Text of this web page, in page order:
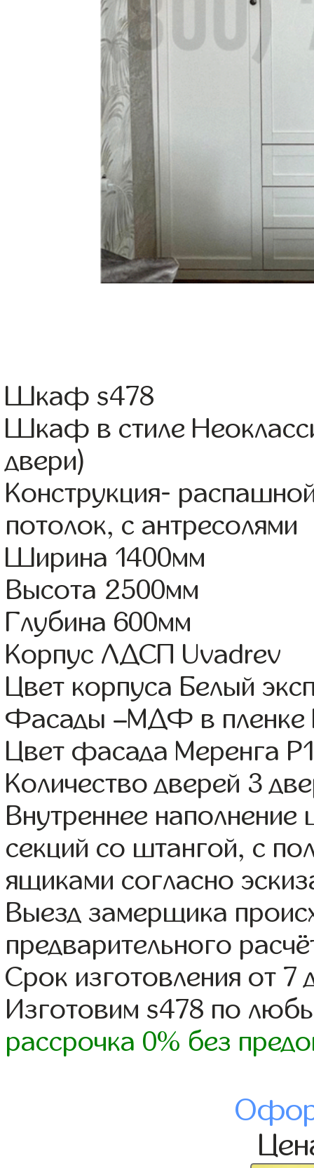
Шкаф s478
Шкаф в стиле
двери)
Конструкция-
потолок, с антресолями
Ширина 1400мм
Высота 2500мм
Глубина 600мм
Корпус ЛДСП Uvadrev
Цвет корпуса Белый
Фасады –МДФ в пленке
Цвет фасада Меренга
Количество дверей 3
Внутреннее
секций со штангой, с
ящиками согласно
Выезд замерщика
предварительного
Срок изготовления от 7
Изготовим s478 по
рассрочка 0% без